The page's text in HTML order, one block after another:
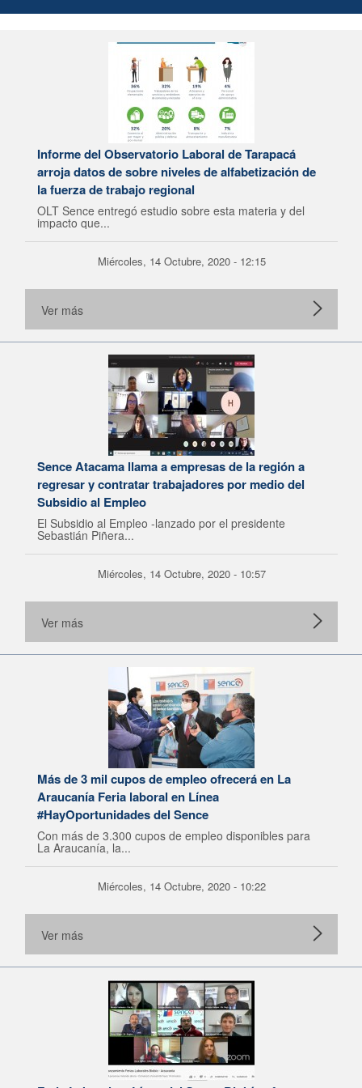
Informe del Observatorio Laboral de Tarapacá
arroja datos de sobre niveles de alfabetización de
la fuerza de trabajo regional
OLT Sence entregó estudio sobre esta materia y del
impacto que...
Miércoles, 14 Octubre, 2020 - 12:15
Ver más
Sence Atacama llama a empresas de la región a
regresar y contratar trabajadores por medio del
Subsidio al Empleo
El Subsidio al Empleo -lanzado por el presidente
Sebastián Piñera...
Miércoles, 14 Octubre, 2020 - 10:57
Ver más
Más de 3 mil cupos de empleo ofrecerá en La
Araucanía Feria laboral en Línea
#HayOportunidades del Sence
Con más de 3.300 cupos de empleo disponibles para
La Araucanía, la...
Miércoles, 14 Octubre, 2020 - 10:22
Ver más